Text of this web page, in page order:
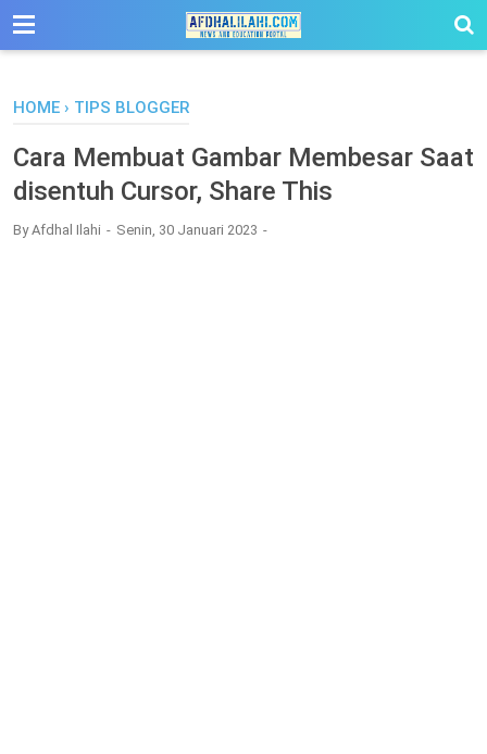
-->
HOME › TIPS BLOGGER
Cara Membuat Gambar Membesar Saat
disentuh Cursor, Share This
ByAfdhal Ilahi Senin, 30 Januari 2023